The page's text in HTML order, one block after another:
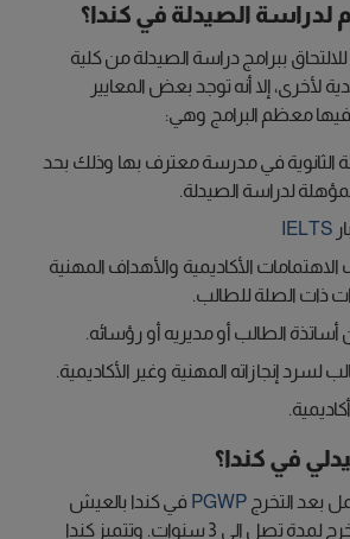
لدراسة الصيدلة في كندا؟
ببرامج دراسة الصيدلة من كلية
لأخرى، إلا أنه توجد بعض المعايير
فيها معظم البرامج وهي:
الثانوية في مدرسة معترف بها وذلك بحد
لدراسة الصيدلة.
IELTS
الأكاديمية والأهداف المهنية
ذات الصلة للطالب.
الطالب أو مديريه أو رؤسائه.
لسرد إنجازاته المهنية وغير الأكاديمية.
في كندا؟
بعد التخرج PGWP في كندا بالعيش
والعمل هناك بعد التخرج لمدة تصل إلى 3 سنوات. وتتميز كندا